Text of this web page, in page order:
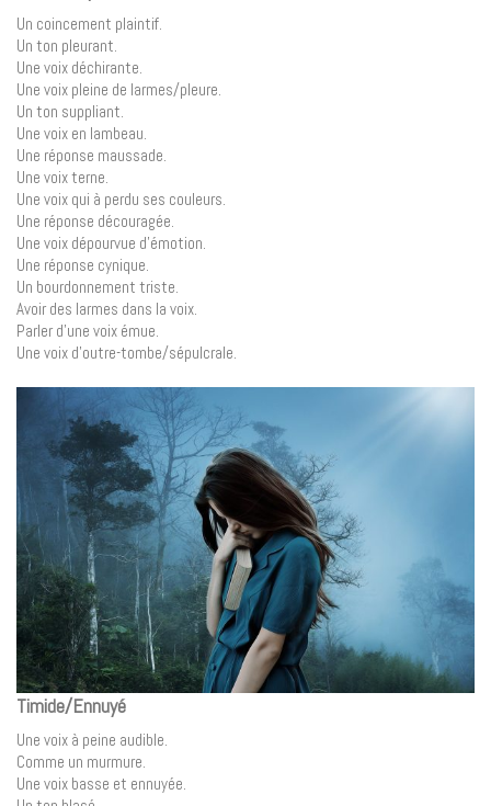
Un coincement plaintif.
Un ton pleurant.
Une voix déchirante.
Une voix pleine de larmes/pleure.
Un ton suppliant.
Une voix en lambeau.
Une réponse maussade.
Une voix terne.
Une voix qui à perdu ses couleurs.
Une réponse découragée.
Une voix dépourvue d’émotion.
Une réponse cynique.
Un bourdonnement triste.
Avoir des larmes dans la voix.
Parler d’une voix émue.
Une voix d’outre-tombe/sépulcrale.
Timide/Ennuyé
Une voix à peine audible.
Comme un murmure.
Une voix basse et ennuyée.